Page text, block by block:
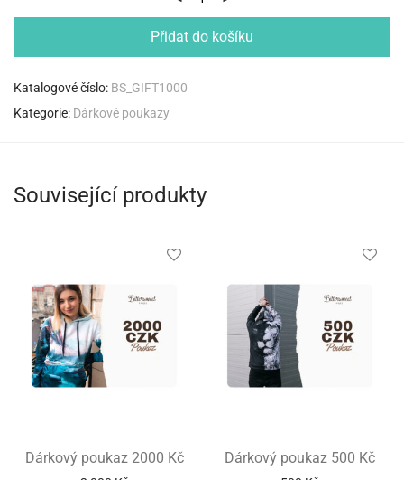
Přidat do košíku
Katalogové číslo: BS_GIFT1000
Kategorie: Dárkové poukazy
Související produkty
Dárkový poukaz 2000 Kč Dárkový poukaz 500 Kč